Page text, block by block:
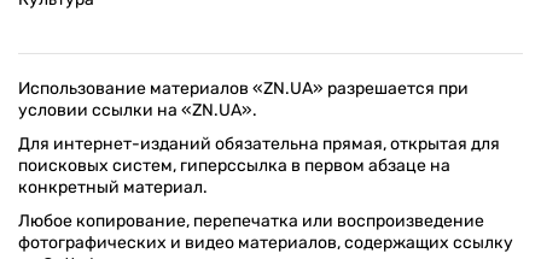
Использование материалов «ZN.UA» разрешается при
условии ссылки на «ZN.UA».
Для интернет-изданий обязательна прямая, открытая для
поисковых систем, гиперссылка в первом абзаце на
конкретный материал.
Любое копирование, перепечатка или воспроизведение
фотографических и видео материалов, содержащих ссылку